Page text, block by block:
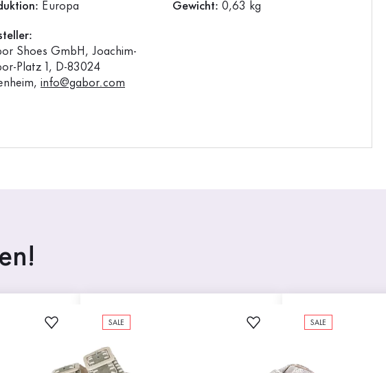
Europa Gewicht: 0,63 kg
Shoes GmbH, Joachim-
Platz 1, D-83024
info@gabor.com
SALE SALE